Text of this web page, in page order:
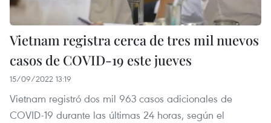
Vietnam registra cerca de tres mil nuevos
casos de COVID-19 este jueves
15/09/2022 13:19
Vietnam registró dos mil 963 casos adicionales de
COVID-19 durante las últimas 24 horas, según el